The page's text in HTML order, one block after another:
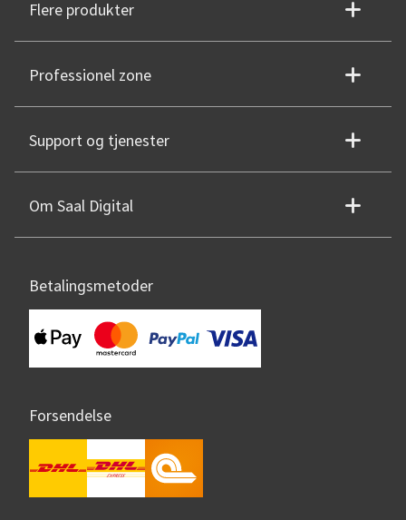
Flere produkter
Professionel zone
Support og tjenester
Om Saal Digital
Betalingsmetoder
Forsendelse